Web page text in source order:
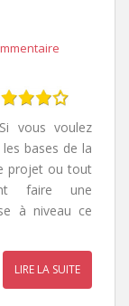
Si vous voulez
bases de la
projet ou tout
faire une
à niveau ce
LIRE LA SUITE